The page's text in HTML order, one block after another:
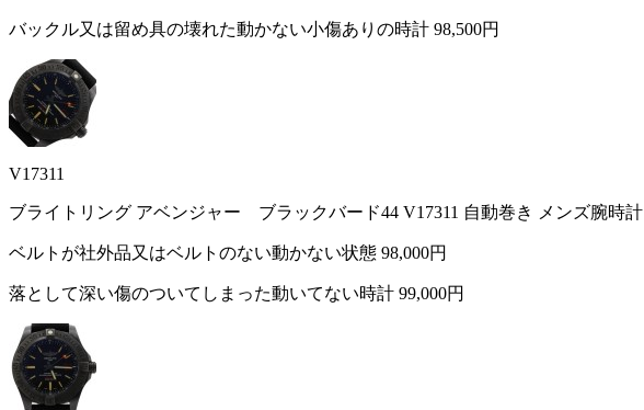
バックル又は留め具の壊れた動かない小傷ありの時計 98,500円
V17311
ブライトリング アベンジャー ブラックバード44 V17311 自動巻き メンズ腕時計
ベルトが社外品又はベルトのない動かない状態 98,000円
落として深い傷のついてしまった動いてない時計 99,000円